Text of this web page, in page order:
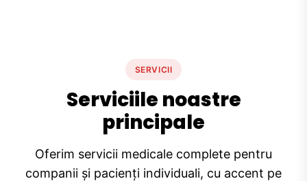
SERVICII
Serviciile noastre
principale
Oferim servicii medicale complete pentru
companii și pacienți individuali, cu accent pe